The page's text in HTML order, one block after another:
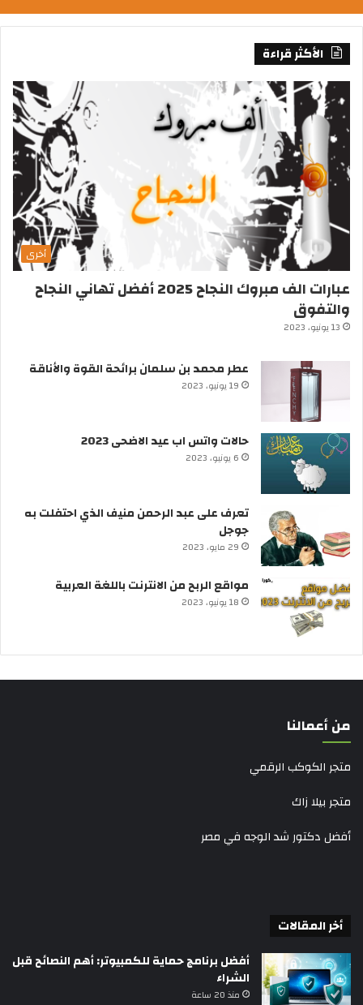
الأكثر قراءة
أخرى
عبارات الف مبروك النجاح 2025 أفضل تهاني النجاح
والتفوق
13 يونيو، 2023
عطر محمد بن سلمان برائحة القوة والأناقة
19 يونيو، 2023
حالات واتس اب عيد الاضحى 2023
6 يونيو، 2023
تعرف على عبد الرحمن منيف الذي احتفلت به
جوجل
29 مايو، 2023
مواقع الربح من الانترنت باللغة العربية
18 يونيو، 2023
من أعمالنا
متجر الكوكب الرقمي
متجر بيلا زاك
أفضل دكتور شد الوجه في مصر
أخر المقالات
أفضل برنامج حماية للكمبيوتر: أهم النصائح قبل
الشراء
منذ 20 ساعة